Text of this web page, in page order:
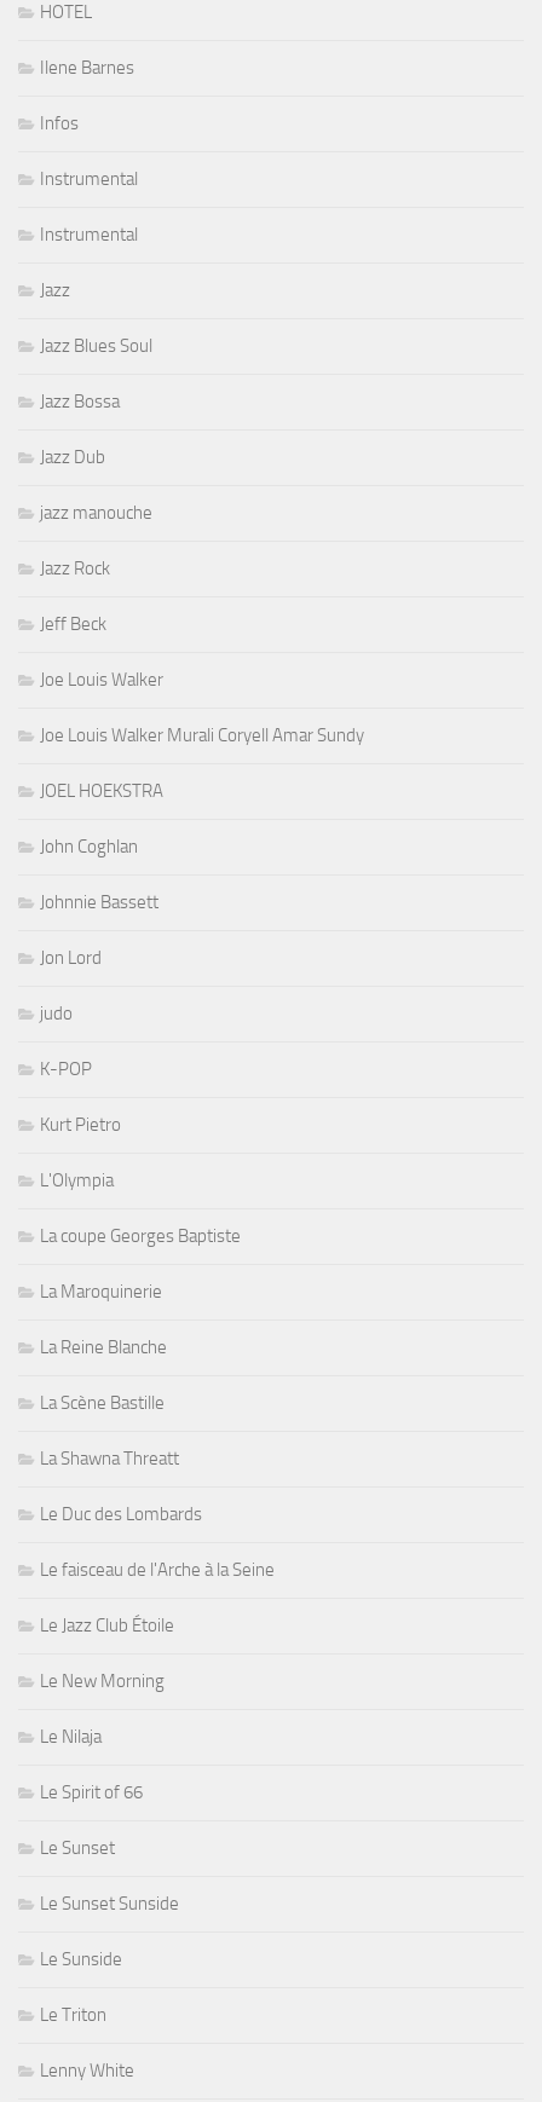
HOTEL
Ilene Barnes
Infos
Instrumental
Instrumental
Jazz
Jazz Blues Soul
Jazz Bossa
Jazz Dub
jazz manouche
Jazz Rock
Jeff Beck
Joe Louis Walker
Joe Louis Walker Murali Coryell Amar Sundy
JOEL HOEKSTRA
John Coghlan
Johnnie Bassett
Jon Lord
judo
K-POP
Kurt Pietro
L'Olympia
La coupe Georges Baptiste
La Maroquinerie
La Reine Blanche
La Scène Bastille
La Shawna Threatt
Le Duc des Lombards
Le faisceau de l'Arche à la Seine
Le Jazz Club Étoile
Le New Morning
Le Nilaja
Le Spirit of 66
Le Sunset
Le Sunset Sunside
Le Sunside
Le Triton
Lenny White